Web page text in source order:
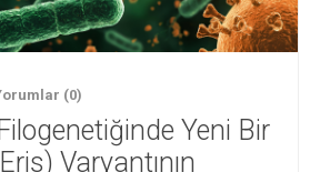
(0)
Yeni Bir
Varyantının